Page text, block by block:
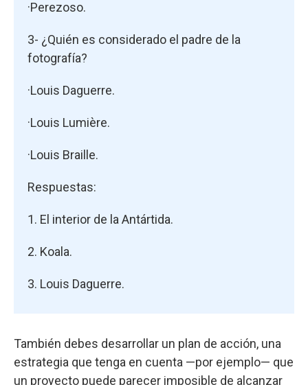
·Perezoso.
3- ¿Quién es considerado el padre de la
fotografía?
·Louis Daguerre.
·Louis Lumière.
·Louis Braille.
Respuestas:
1. El interior de la Antártida.
2. Koala.
3. Louis Daguerre.
También debes desarrollar un plan de acción, una
estrategia que tenga en cuenta —por ejemplo— que
un proyecto puede parecer imposible de alcanzar